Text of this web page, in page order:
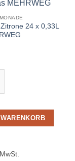
24 x 0,33L
WARENKORB